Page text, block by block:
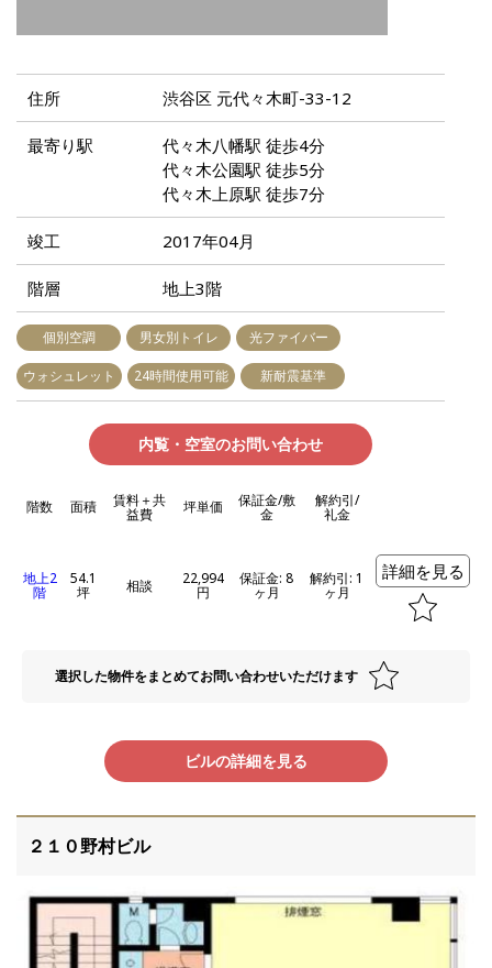
住所 渋谷区 元代々木町-33-12
最寄り駅
代々木八幡駅 徒歩4分
代々木公園駅 徒歩5分
代々木上原駅 徒歩7分
竣工 2017年04月
階層 地上3階
個別空調 男女別トイレ 光ファイバー
ウォシュレット 24時間使用可能 新耐震基準
内覧・空室のお問い合わせ
階数 面積 賃料＋共
益費 坪単価 保証金/敷
金
解約引/
礼金
地上2
階
54.1
坪 相談 22,994
円
保証金: 8
ヶ月
解約引: 1
ヶ月
詳細を見る
選択した物件をまとめてお問い合わせいただけます
ビルの詳細を見る
２１０野村ビル